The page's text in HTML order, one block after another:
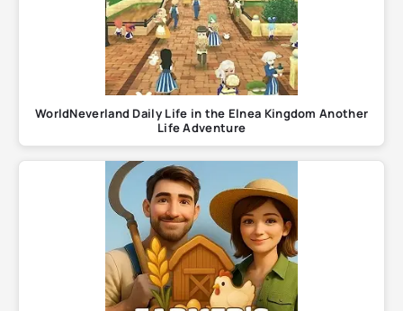
WorldNeverland Daily Life in the Elnea Kingdom Another
Life Adventure